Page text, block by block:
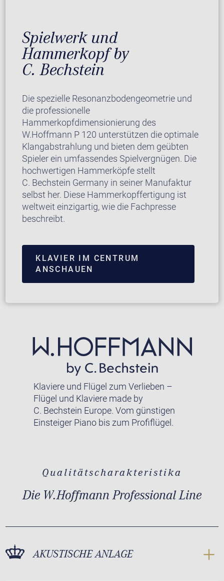
Spielwerk und
Hammerkopf by
C. Bechstein
Die spezielle Resonanzbodengeometrie und
die professionelle
Hammerkopfdimensionierung des
W.Hoffmann P 120 unterstützen die optimale
Klangabstrahlung und bieten dem geübten
Spieler ein umfassendes Spielvergnügen. Die
hochwertigen Hammerköpfe stellt
C. Bechstein Germany in seiner Manufaktur
selbst her. Diese Hammerkopffertigung ist
weltweit einzigartig, wie die Fachpresse
beschreibt.
KLAVIER IM CENTRUM
ANSCHAUEN
Klaviere und Flügel zum Verlieben –
Flügel und Klaviere made by
C. Bechstein Europe. Vom günstigen
Einsteiger Piano bis zum Profiflügel.
Qualitätscharakteristika
Die W.Hoffmann Professional Line
AKUSTISCHE ANLAGE